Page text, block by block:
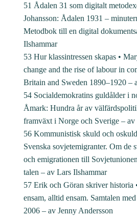
51 Ådalen 31 som digitalt
Johansson: Ådalen 1931 –
Metodbok till en digital
Ilshammar
53 Hur klassintressen skapas •
change and the rise of labour in
Britain and Sweden 1890–1920 –
54 Socialdemokratins guldålder i
Åmark: Hundra år av
framväxt i Norge och Sverige –
56 Kommunistisk skuld och
Svenska sovjetemigranter. Om de
och emigrationen till
talen – av Lars Ilshammar
57 Erik och Göran skriver
ensam, alltid ensam. Samtalen
2006 – av Jenny Andersson